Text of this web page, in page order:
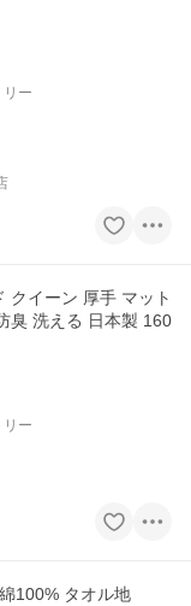
ー
クイーン 厚手 マット
臭 洗える 日本製 160
ー
100% タオル地